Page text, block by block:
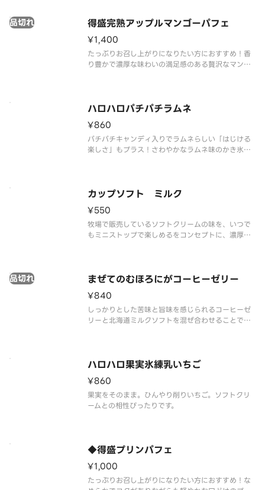
得盛完熟アップルマンゴーパフェ
品切れ
¥1,400
たっぶりお召し上がりになりたい方におすすめ！香
り豊かで濃厚な味わいの満足感のある贅沢なマンゴ
ハロハロパチパチラムネ
¥860
パチパチキャンディ入りでラムネらしい「はじける
楽しさ」もプラス！さわやかなラムネ味のかき氷
食感が楽しめる、ロングセラーのハ
カップソフト ミルク
¥550
牧場で販売しているソフトクリームの味を、いつで
もミニストップで楽しめるをコンセプトに、濃厚か
まぜてのむほろにがコーヒーゼリー
品切れ
¥840
しっかりとした苦味と旨味を感じられるコーヒーゼ
リーと北海道ミルクソフトを混ぜ合わせることで、
ハロハロ果実氷練乳いちご
¥860
果実をそのまま。ひんやり削りいちご。ソフトクリ
ームとの相性ぴったりです。
◆得盛プリンパフェ
¥1,000
たっぷりお召し上がりになりたい方におすすめ！な